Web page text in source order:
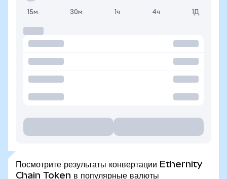
15м 30м 1ч 4ч 1Д
Посмотрите результаты конвертации Ethernity
Chain Token в популярные валюты